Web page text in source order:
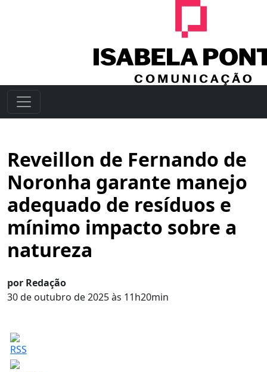
Reveillon de Fernando de
Noronha garante manejo
adequado de resíduos e
mínimo impacto sobre a
natureza
por Redação
30 de outubro de 2025 às 11h20min